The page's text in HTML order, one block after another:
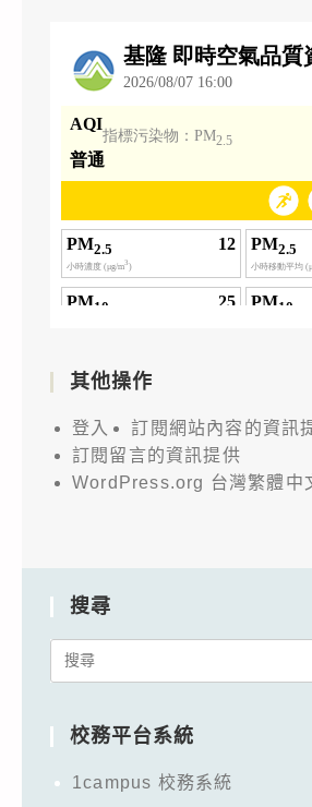
其他操作
登入
訂閱網站內容的資訊
訂閱留言的資訊提供
WordPress.org 台灣繁體中
搜尋
Search
校務平台系統
1campus 校務系統